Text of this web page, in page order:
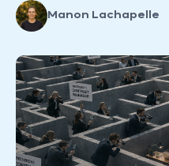
Manon Lachapelle